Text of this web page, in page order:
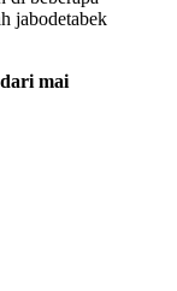
jabodetabek
mai